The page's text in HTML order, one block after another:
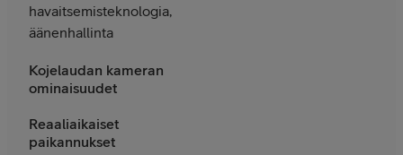
havaitsemisteknologia,
äänenhallinta
Kojelaudan kameran
ominaisuudet
Reaaliaikaiset
paikannukset